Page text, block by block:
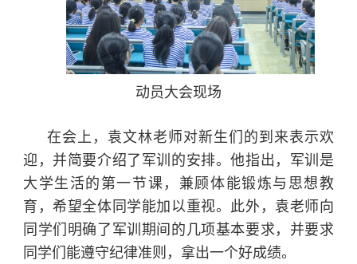
动员大会现场
在会上，袁文林老师对新生们的到来表示欢
迎，并简要介绍了军训的安排。他指出，军训是
大学生活的第一节课，兼顾体能锻炼与思想教
育，希望全体同学能加以重视。此外，袁老师向
同学们明确了军训期间的几项基本要求，并要求
同学们能遵守纪律准则，拿出一个好成绩。